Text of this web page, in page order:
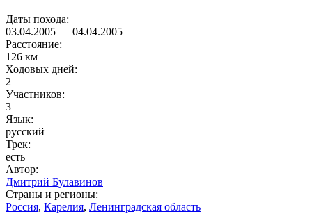
Даты похода:
03.04.2005 — 04.04.2005
Расстояние:
126 км
Ходовых дней:
2
Участников:
3
Язык:
русский
Трек:
есть
Автор:
Дмитрий Булавинов
Страны и регионы:
Россия, Карелия, Ленинградская область